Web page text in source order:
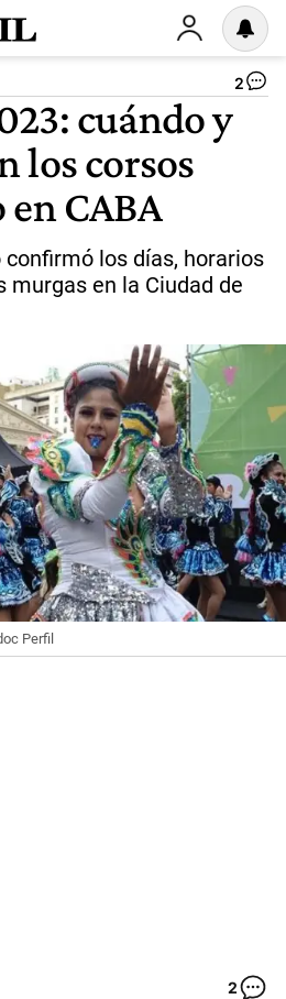
2
cuándo y
los corsos
CABA
los días, horarios
murgas en la Ciudad de
Perfil
2